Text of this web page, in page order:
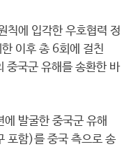
에 입각한 우호협력 정
이후 총 6회에 걸친
중국군 유해를 송환한 바
발굴한 중국군 유해
포함)를 중국 측으로 송